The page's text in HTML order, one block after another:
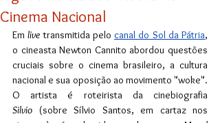
Cinema Nacional
Em live transmitida pelo canal do Sol da Pátria,
o cineasta Newton Cannito abordou questões
cruciais sobre o cinema brasileiro, a cultura
nacional e sua oposição ao movimento "woke".
Silvio (sobre Sílvio Santos, em cartaz nos